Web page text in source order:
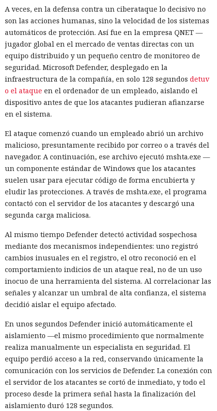
A veces, en la defensa contra un ciberataque lo decisivo no
son las acciones humanas, sino la velocidad de los sistemas
automáticos de protección. Así fue en la empresa QNET —
jugador global en el mercado de ventas directas con un
equipo distribuido y un pequeño centro de monitoreo de
seguridad. Microsoft Defender, desplegado en la
infraestructura de la compañía, en solo 128 segundos detuv
o el ataque en el ordenador de un empleado, aislando el
dispositivo antes de que los atacantes pudieran afianzarse
en el sistema.
El ataque comenzó cuando un empleado abrió un archivo
malicioso, presuntamente recibido por correo o a través del
navegador. A continuación, ese archivo ejecutó mshta.exe —
un componente estándar de Windows que los atacantes
suelen usar para ejecutar código de forma encubierta y
eludir las protecciones. A través de mshta.exe, el programa
contactó con el servidor de los atacantes y descargó una
segunda carga maliciosa.
Al mismo tiempo Defender detectó actividad sospechosa
mediante dos mecanismos independientes: uno registró
cambios inusuales en el registro, el otro reconoció en el
comportamiento indicios de un ataque real, no de un uso
inocuo de una herramienta del sistema. Al correlacionar las
señales y alcanzar un umbral de alta confianza, el sistema
decidió aislar el equipo afectado.
En unos segundos Defender inició automáticamente el
aislamiento —el mismo procedimiento que normalmente
realiza manualmente un especialista en seguridad. El
equipo perdió acceso a la red, conservando únicamente la
comunicación con los servicios de Defender. La conexión con
el servidor de los atacantes se cortó de inmediato, y todo el
proceso desde la primera señal hasta la finalización del
aislamiento duró 128 segundos.